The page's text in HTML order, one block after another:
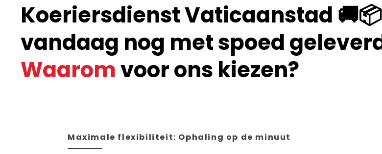
Koeriersdienst Vaticaanstad 🚚📦
vandaag nog met spoed
Waaromvoor ons kiezen?
Maximale flexibiliteit: Ophaling op de minuut